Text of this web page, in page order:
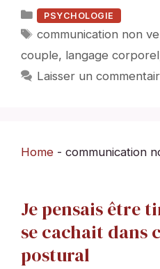
Catégories
PSYCHOLOGIE
Étiquettes
communication non
couple, langage corporel
Laisser un
Home - communication
Je pensais être
se cachait dans
postural